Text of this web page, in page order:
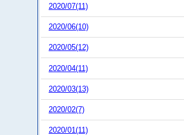
2020/07(11)
2020/06(10)
2020/05(12)
2020/04(11)
2020/03(13)
2020/02(7)
2020/01(11)